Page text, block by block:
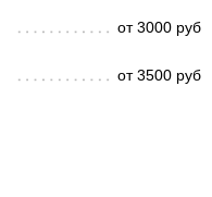
от 3000 руб
от 3500 руб